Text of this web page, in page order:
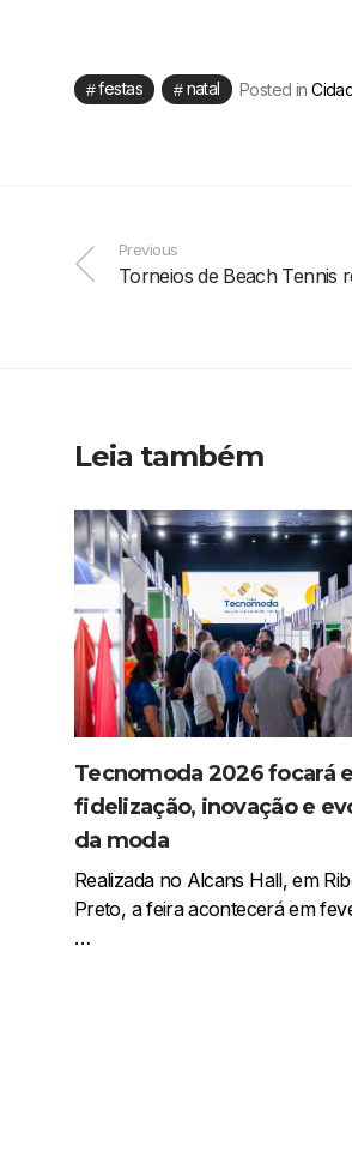
festas natal Posted in
Previous
Torneios de Beach Tennis
Leia também
Tecnomoda 2026 focará
fidelização, inovação e
da moda
Realizada no Alcans Hall, em
Preto, a feira acontecerá em
…